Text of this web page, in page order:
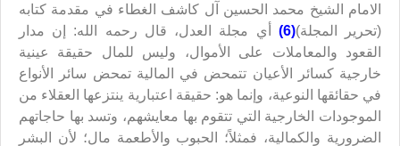
الامام الشيخ محمد الحسين آل كاشف الغطاء في مقدمة كتابه
(تحرير المجلة)(6)
أي مجلة العدل، قال رحمه الله: إن مدار
القعود والمعاملات على الأموال، وليس للمال حقيقة عينية
خارجية كسائر الأعيان تتمحض في المالية تمحض سائر الأنواع
في حقائقها النوعية، وإنما هو: حقيقة اعتبارية ينتزعها العقلاء من
الموجودات الخارجية التي تتقوم بها معايشهم، وتسد بها حاجاتهم
الضرورية والكمالية، فمثلاً؛ الحبوب والأطعمة مال؛ لأن البشر